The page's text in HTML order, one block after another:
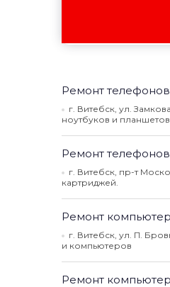
Ремонт
г. Витебск, ул.
ноутбуков и
Ремонт
г. Витебск, пр-т
картриджей.
Ремонт
г. Витебск, ул. П.
и компьютеров
Ремонт